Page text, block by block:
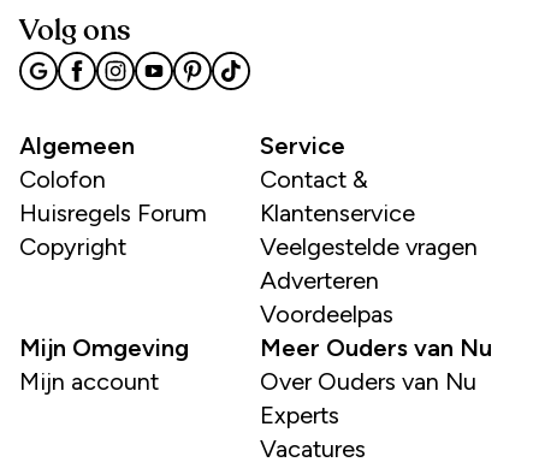
Volg ons
Algemeen
Colofon
Huisregels Forum
Copyright
Service
Contact &
Klantenservice
Veelgestelde vragen
Adverteren
Voordeelpas
Mijn Omgeving
Mijn account
Meer Ouders van Nu
Over Ouders van Nu
Experts
Vacatures